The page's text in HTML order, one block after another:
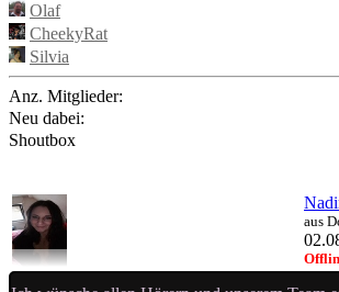
Olaf
CheekyRat
Silvia
Anz. Mitglieder:
Neu dabei:
Shoutbox
aus